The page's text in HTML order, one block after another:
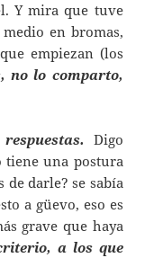
Y mira que tuve
en bromas,
empiezan (los
no lo comparto,
Digo
tiene una postura
de darle? se sabía
a güevo, eso es
grave que haya
a los que